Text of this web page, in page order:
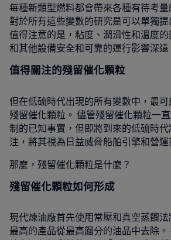
每種新類型燃料都會帶來各種有待考量
對於所有這些變數的研究是可以單獨
值得注意的是，粘度、潤滑性和溫度
和其他設備安全和可靠的運行影響深遠
值得關注的殘留催化顆粒
但在低硫時代出現的所有變數中，最
殘留催化顆粒。 儘管殘留催化顆粒一
制的已知事實，但即將到來的低硫時
注，將其視為日益威脅船舶引擎和營
那麼，殘留催化顆粒是什麼？
殘留催化顆粒如何形成
現代煉油廠首先使用常壓和真空蒸餾
最高的產品從最高餾分的油品中去除